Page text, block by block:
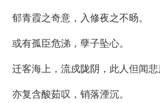
郁青霞之奇意，入修夜之不旸。
或有孤臣危涕，孽子坠心。
迁客海上，流戍陇阴，此人但闻悲
亦复含酸茹叹，销落湮沉。